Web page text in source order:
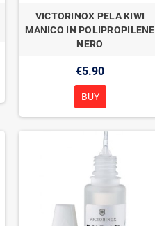
VICTORINOX PELA KIWI
MANICO IN POLIPROPILENE
NERO
€5.90
BUY